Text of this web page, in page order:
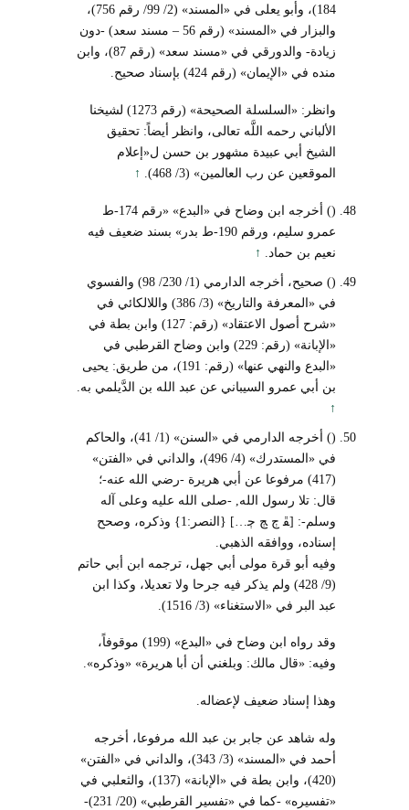
184)، وأبو يعلى في «المسند» (2/ 99/ رقم 756)،
والبزار في «المسند» (رقم 56 – مسند سعد) -دون
زيادة- والدورقي في «مسند سعد» (رقم 87)، وابن
منده في «الإيمان» (رقم 424) بإسناد صحيح.
وانظر: «السلسلة الصحيحة» (رقم 1273) لشيخنا
الألباني رحمه اللَّه تعالى، وانظر أيضاً: تحقيق
الشيخ أبي عبيدة مشهور بن حسن ل«إعلام
الموقعين عن رب العالمين» (3/ 468).
↑
() أخرجه ابن وضاح في «البدع» «رقم 174-ط
عمرو سليم، ورقم 190-ط بدر» بسند ضعيف فيه
نعيم بن حماد. ↑
() صحيح، أخرجه الدارمي (1/ 230/ 98) والفسوي
في «المعرفة والتاريخ» (3/ 386) واللالكائي في
«شرح أصول الاعتقاد» (رقم: 127) وابن بطة في
«الإبانة» (رقم: 229) وابن وضاح القرطبي في
«البدع والنهي عنها» (رقم: 191)، من طريق: يحيى
بن أبي عمرو السيباني عن عبد الله بن الدَّيلمي به.
↑
() أخرجه الدارمي في «السنن» (1/ 41)، والحاكم
في «المستدرك» (4/ 496)، والداني في «الفتن»
(417) مرفوعا عن أبي هريرة -رضي الله عنه-؛
قال: تلا رسول الله, -صلى الله عليه وعلى آله
وسلم-: [ﭱ ﭲ ﭳ ﭴ…] {النصر:1} وذكره، وصحح
إسناده، ووافقه الذهبي.
وفيه أبو قرة مولى أبي جهل، ترجمه ابن أبي حاتم
(9/ 428) ولم يذكر فيه جرحا ولا تعديلا، وكذا ابن
عبد البر في «الاستغناء» (3/ 1516).
وقد رواه ابن وضاح في «البدع» (199) موقوفاً،
وفيه: «قال مالك: وبلغني أن أبا هريرة» «وذكره».
وهذا إسناد ضعيف لإعضاله.
وله شاهد عن جابر بن عبد الله مرفوعا، أخرجه
أحمد في «المسند» (3/ 343)، والداني في «الفتن»
(420)، وابن بطة في «الإبانة» (137)، والثعلبي في
«تفسيره» -كما في «تفسير القرطبي» (20/ 231)-